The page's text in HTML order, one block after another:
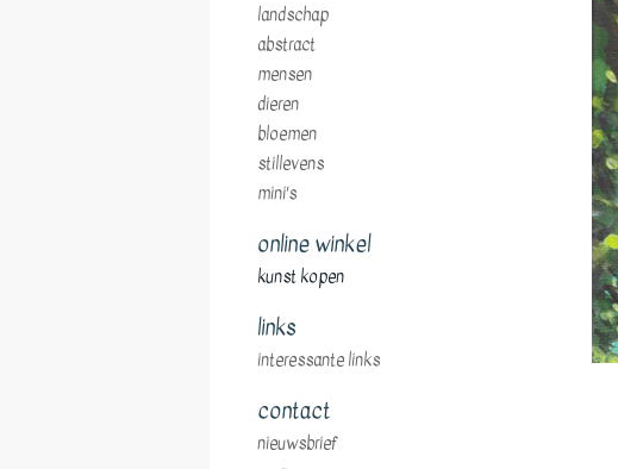
landschap
abstract
mensen
dieren
bloemen
stillevens
mini's
online winkel
kunst kopen
links
interessante links
contact
nieuwsbrief